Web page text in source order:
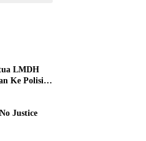
LMDH
Ke Polisi
Justice